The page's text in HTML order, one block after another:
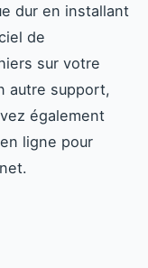
dur en installant
de
sur votre
autre support,
également
ligne pour